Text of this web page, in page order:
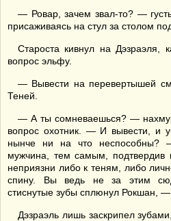
— Ровар, зачем звал-то? —
присаживаясь на стул за столом
Староста кивнул на Дэзраэля,
вопрос эльфу.
— Вывести на перевертышей
Теней.
— А ты сомневаешься? —
вопрос охотник. — И вывести, и
нынче ни на что неспособны?
мужчина, тем самым, подтвердив
неприязни либо к теням, либо
спину. Вы ведь не за этим
стиснутые зубы сплюнул Рокшан,
Дэзраэль лишь заскрипел